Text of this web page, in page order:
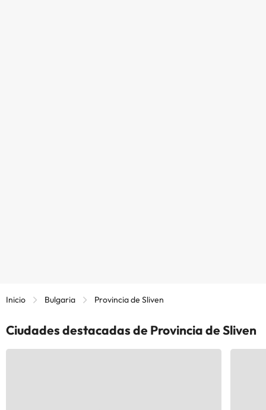
Inicio Bulgaria Provincia de Sliven
Ciudades destacadas de Provincia de Sliven